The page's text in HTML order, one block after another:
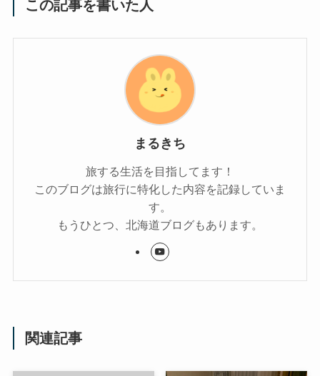
この記事を書いた人
まるきち
旅する生活を目指してます！
このブログは旅行に特化した内容を記録していま
す。
もうひとつ、北海道ブログもあります。
関連記事